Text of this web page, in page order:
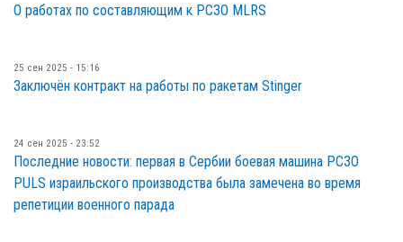
О работах по составляющим к РСЗО MLRS
25 сен 2025 - 15:16
Заключён контракт на работы по ракетам Stinger
24 сен 2025 - 23:52
Последние новости: первая в Сербии боевая машина РСЗО
PULS израильского производства была замечена во время
репетиции военного парада